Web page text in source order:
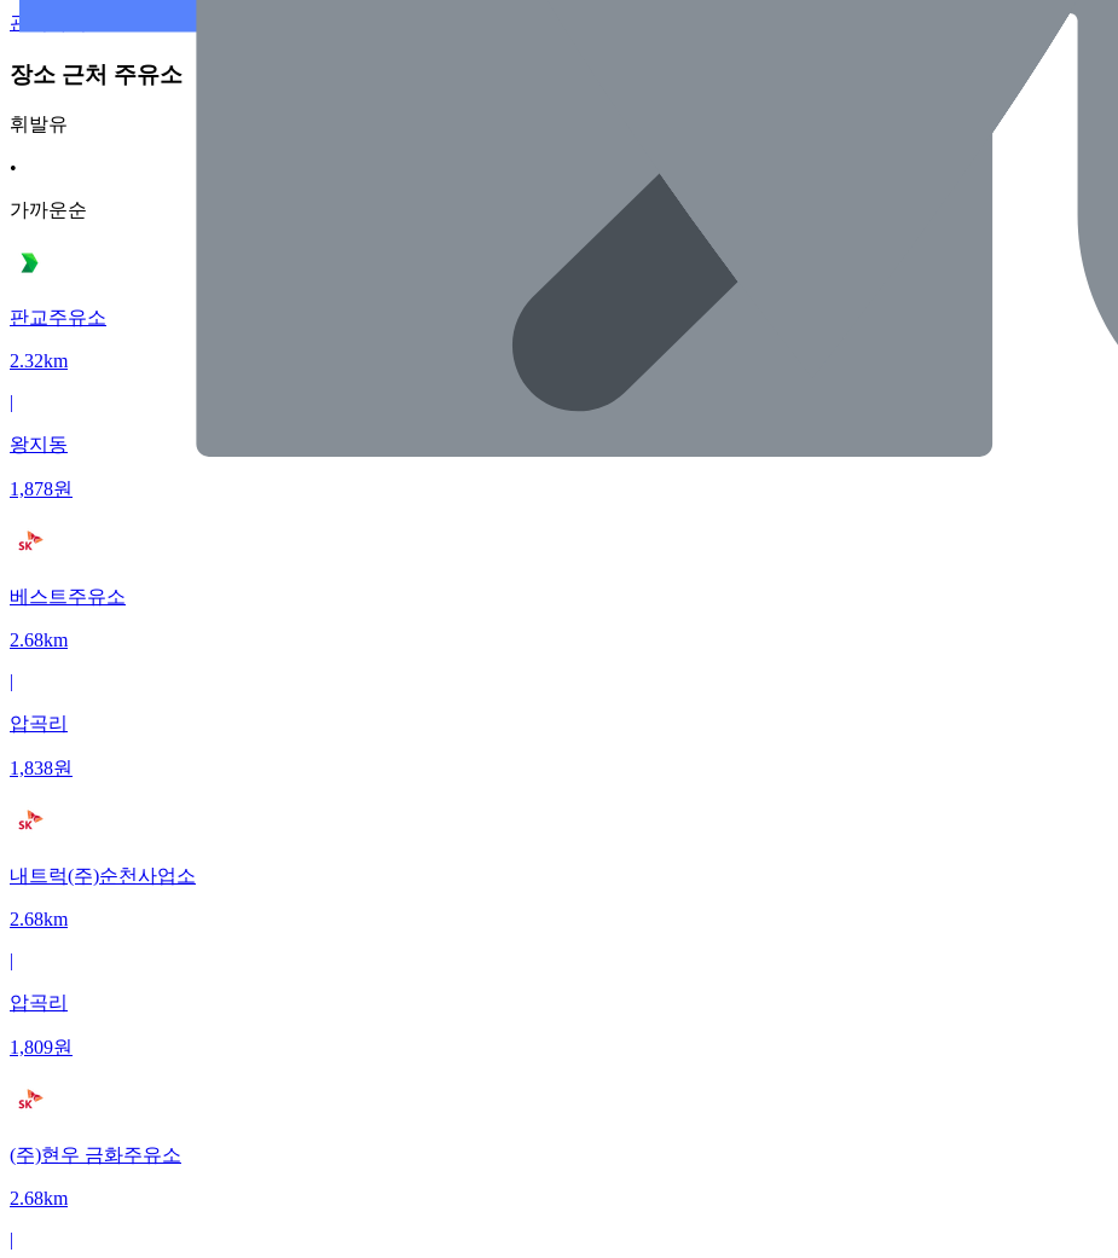
관리하기
장소 근처 주유소
휘발유
•
가까운순
판교주유소
2.32km
|
왕지동
1,878원
베스트주유소
2.68km
|
압곡리
1,838원
내트럭(주)순천사업소
2.68km
|
압곡리
1,809원
(주)현우 금화주유소
2.68km
|